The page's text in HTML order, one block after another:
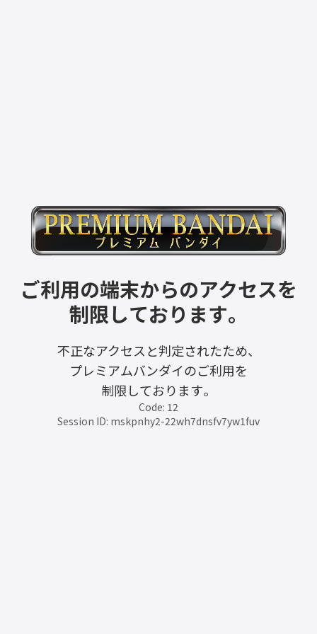
ご利用の端末からのアクセスを
制限しております。
不正なアクセスと判定されたため、
プレミアムバンダイのご利用を
制限しております。
Code: 12
Session ID: mskpnhy2-22wh7dnsfv7yw1fuv